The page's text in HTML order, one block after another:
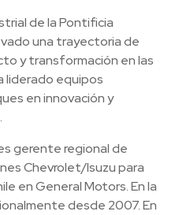
de la Pontificia
una trayectoria de
y transformación en las
liderado equipos
en innovación y
gerente regional de
Chevrolet/Isuzu para
en General Motors. En la
desde 2007. En